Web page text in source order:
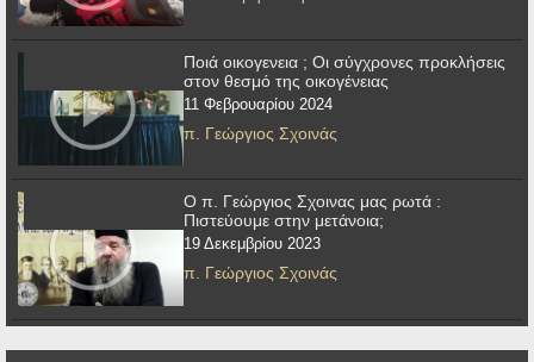
Ποιά οικογενεια ; Οι σύγχρονες προκλήσεις
στον θεσμό της οικογένειας
11 Φεβρουαρίου 2024
π. Γεώργιος Σχοινάς
Ο π. Γεώργιος Σχοινας μας ρωτά :
Πιστεύουμε στην μετάνοια;
19 Δεκεμβρίου 2023
π. Γεώργιος Σχοινάς